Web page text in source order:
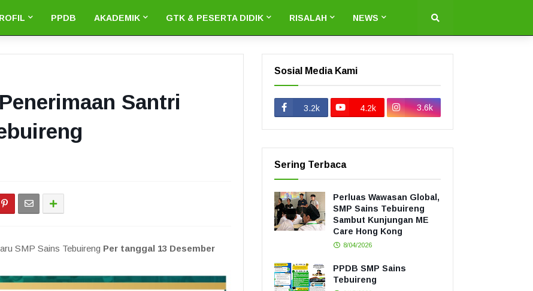
PPDB AKADEMIK GTK & PESERTA DIDIK RISALAH NEWS
Santri
SMP Sains Tebuireng Per tanggal 13 Desember
Sosial Media Kami
3.2k 4.2k 3.6k
Sering Terbaca
Perluas Wawasan Global,
SMP Sains Tebuireng
Sambut Kunjungan ME
Care Hong Kong
8/04/2026
PPDB SMP Sains
Tebuireng